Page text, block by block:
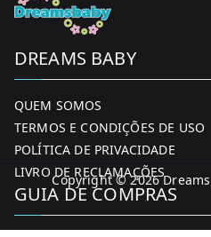
DREAMS BABY
QUEM SOMOS
TERMOS E CONDIÇÕES DE USO
POLÍTICA DE PRIVACIDADE
LIVRO DE RECLAMAÇÕES
GUIA DE COMPRAS
Copyright © 2026